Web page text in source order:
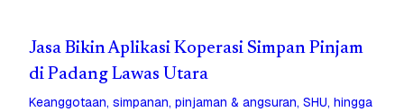
Jasa Bikin Aplikasi Koperasi Simpan Pinjam
di Padang Lawas Utara
Keanggotaan, simpanan, pinjaman & angsuran, SHU, hingga